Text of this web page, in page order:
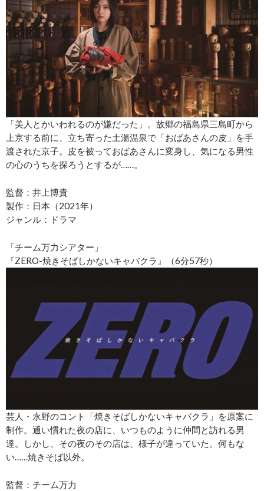
「美人とかいわれるのが嫌だった」。故郷の福島県三島町から
上京する前に、立ち寄った土湯温泉で「おばあさんの皮」を手
渡された京子。皮を被っておばあさんに変身し、気になる男性
の心のうちを探ろうとするが……。
監督：井上博貴
製作：日本（2021年）
ジャンル：ドラマ
「チーム万力シアター」
『ZERO-焼きそばしかないキャバクラ』（6分57秒）
芸人・永野のコント「焼きそばしかないキャバクラ」を原案に
制作。通い慣れた夜の店に、いつものように仲間と訪れる男
達。しかし、その夜のその店は、様子が違っていた。何もな
い……焼きそば以外。
監督：チーム万力